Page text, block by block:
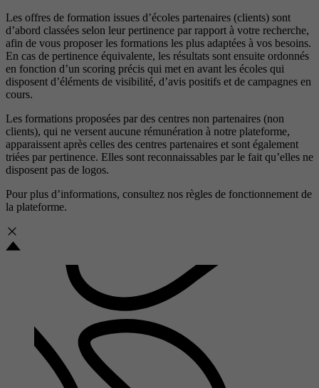
Les offres de formation issues d’écoles partenaires (clients) sont
d’abord classées selon leur pertinence par rapport à votre recherche,
afin de vous proposer les formations les plus adaptées à vos besoins.
En cas de pertinence équivalente, les résultats sont ensuite ordonnés
en fonction d’un scoring précis qui met en avant les écoles qui
disposent d’éléments de visibilité, d’avis positifs et de campagnes en
cours.
Les formations proposées par des centres non partenaires (non
clients), qui ne versent aucune rémunération à notre plateforme,
apparaissent après celles des centres partenaires et sont également
triées par pertinence. Elles sont reconnaissables par le fait qu’elles ne
disposent pas de logos.
Pour plus d’informations, consultez nos règles de fonctionnement de
la plateforme.